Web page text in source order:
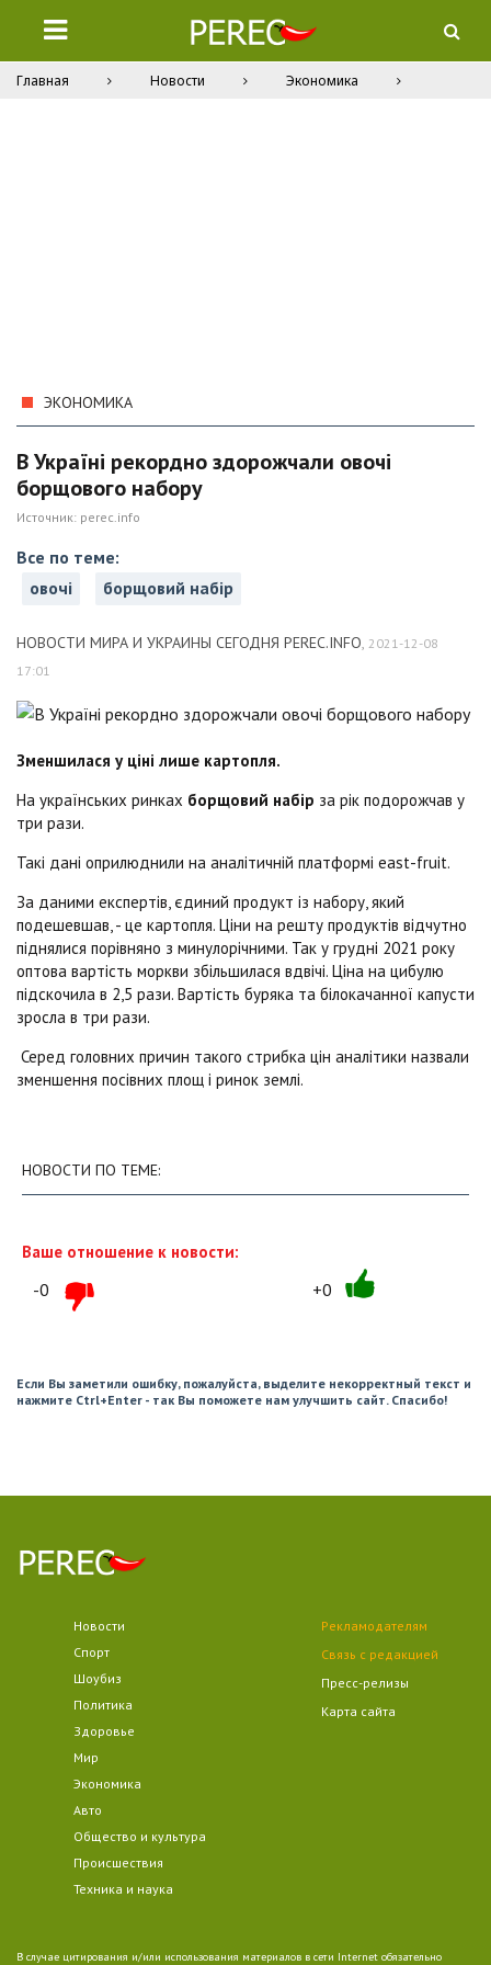
Главная Новости Экономика
ЭКОНОМИКА
В Україні рекордно здорожчали овочі
борщового набору
Источник: perec.info
Все по теме:
овочі
борщовий набір
НОВОСТИ МИРА И УКРАИНЫ СЕГОДНЯ PEREC.INFO, 2021-12-08
17:01
Зменшилася у ціні лише картопля.
На українських ринках борщовий набір за рік подорожчав у
три рази.
Такі дані оприлюднили на аналітичній платформі east-fruit.
За даними експертів, єдиний продукт із набору, який
подешевшав, - це картопля. Ціни на решту продуктів відчутно
піднялися порівняно з минулорічними. Так у грудні 2021 року
оптова вартість моркви збільшилася вдвічі. Ціна на цибулю
підскочила в 2,5 рази. Вартість буряка та білокачанної капусти
зросла в три рази.
Серед головних причин такого стрибка цін аналітики назвали
зменшення посівних площ і ринок землі.
НОВОСТИ ПО ТЕМЕ:
Ваше отношение к новости:
-0 +0
Если Вы заметили ошибку, пожалуйста, выделите некорректный текст и
нажмите Ctrl+Enter - так Вы поможете нам улучшить сайт. Спасибо!
Новости
Спорт
Шоубиз
Политика
Здоровье
Мир
Экономика
Авто
Общество и культура
Происшествия
Техника и наука
Рекламодателям
Связь с редакцией
Пресс-релизы
Карта сайта
В случае цитирования и/или использования материалов в сети Internet обязательно